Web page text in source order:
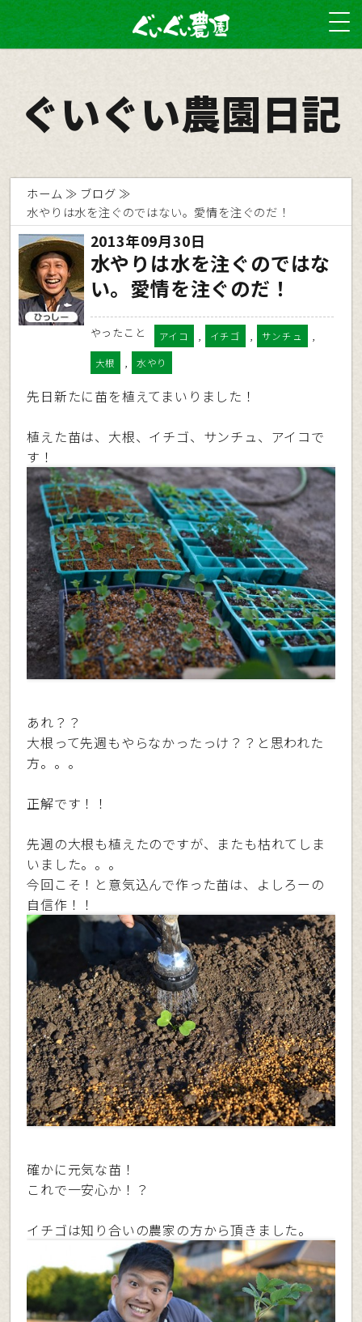
ぐいぐい農園日記
ホーム
ブログ
水やりは水を注ぐのではない。愛情を注ぐのだ！
2013年09月30日
水やりは水を注ぐのではな
い。愛情を注ぐのだ！
やったこと アイコ , イチゴ , サンチュ ,
大根 , 水やり
先日新たに苗を植えてまいりました！
植えた苗は、大根、イチゴ、サンチュ、アイコで
す！
あれ？？
大根って先週もやらなかったっけ？？と思われた
方。。。
正解です！！
先週の大根も植えたのですが、またも枯れてしま
いました。。。
今回こそ！と意気込んで作った苗は、よしろーの
自信作！！
確かに元気な苗！
これで一安心か！？
イチゴは知り合いの農家の方から頂きました。